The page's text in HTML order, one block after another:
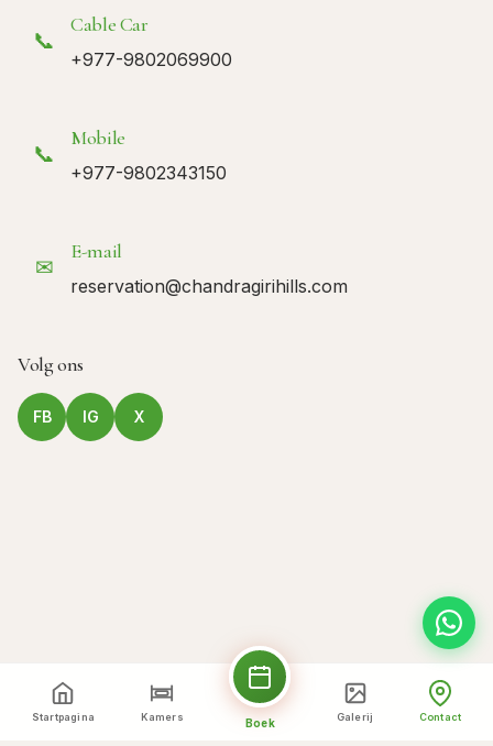
📞
Cable Car
+977-9802069900
📞
Mobile
+977-9802343150
✉
E-mail
reservation@chandragirihills.com
Volg ons
FB IG X
Startpagina Kamers Boek Galerij Contact